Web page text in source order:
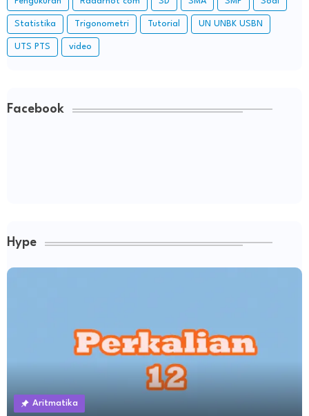
Statistika Trigonometri Tutorial UN UNBK USBN
UTS PTS video
Facebook
Hype
Aritmatika